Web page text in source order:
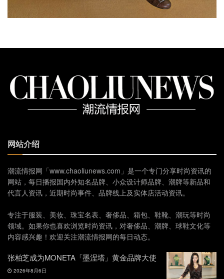
网站介绍
潮流情报网「www.chaoliunews.com」是一个专门分享时尚资讯的
网站，每日播报国内外知名品牌、小众设计师品牌、潮牌等新品和
代言人资讯，近期时尚事件、品牌线上及实体店活动资讯。
专注于服装、美妆、珠宝名表、奢侈品、箱包、鞋靴、潮玩等时尚
领域。如果你也喜欢浏览时尚资讯，对奢侈品、潮牌、球鞋文化等
内容感兴趣！欢迎关注潮流情报网的每日动态。
张柏芝成为MONETA「墨涅塔」黄金品牌大使
2026年8月6日